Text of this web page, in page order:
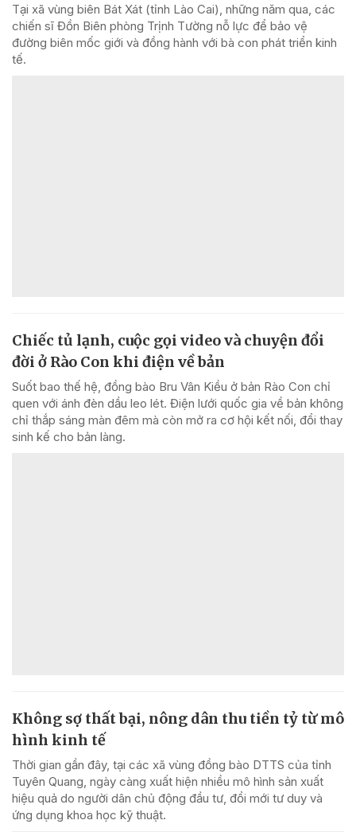
Tại xã vùng biên Bát Xát (tỉnh Lào Cai), những năm qua, các
chiến sĩ Đồn Biên phòng Trịnh Tường nỗ lực để bảo vệ
đường biên mốc giới và đồng hành với bà con phát triển kinh
tế.
Chiếc tủ lạnh, cuộc gọi video và chuyện đổi
đời ở Rào Con khi điện về bản
Suốt bao thế hệ, đồng bào Bru Vân Kiều ở bản Rào Con chỉ
quen với ánh đèn dầu leo lét. Điện lưới quốc gia về bản không
chỉ thắp sáng màn đêm mà còn mở ra cơ hội kết nối, đổi thay
sinh kế cho bản làng.
Không sợ thất bại, nông dân thu tiền tỷ từ mô
hình kinh tế
Thời gian gần đây, tại các xã vùng đồng bào DTTS của tỉnh
Tuyên Quang, ngày càng xuất hiện nhiều mô hình sản xuất
hiệu quả do người dân chủ động đầu tư, đổi mới tư duy và
ứng dụng khoa học kỹ thuật.